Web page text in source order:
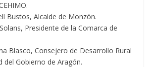
Bustos, Alcalde de Monzón.
Presidente de la Comarca de
Blasco, Consejero de Desarrollo Rural
del Gobierno de Aragón.